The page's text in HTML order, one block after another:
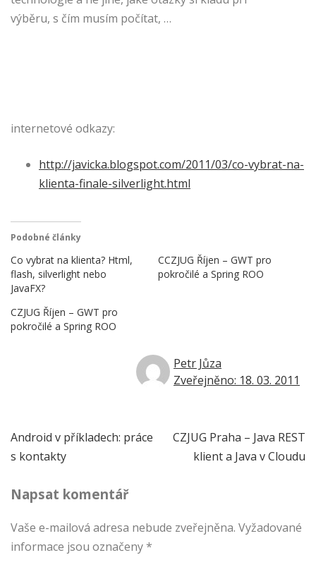
výběru, s čím musím počítat, …
internetové odkazy:
http://javicka.blogspot.com/2011/03/co-vybrat-na-
klienta-finale-silverlight.html
Podobné články
Co vybrat na klienta? Html,
flash, silverlight nebo
JavaFX?
CCZJUG Říjen – GWT pro
pokročilé a Spring ROO
CZJUG Říjen – GWT pro
pokročilé a Spring ROO
Petr Jůza
Zveřejněno: 18. 03. 2011
Navigace
příspěvek
Android v příkladech: práce
s kontakty
CZJUG Praha – Java REST
klient a Java v Cloudu
Napsat komentář
Vaše e-mailová adresa nebude zveřejněna. Vyžadované
informace jsou označeny *